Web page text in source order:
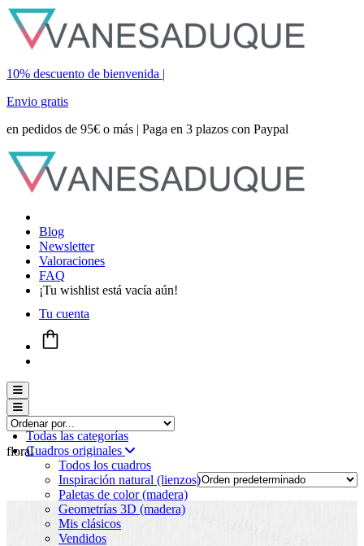
10% descuento de bienvenida |
Envio gratis
en pedidos de 95€ o más | Paga en 3 plazos con Paypal
Blog
Newsletter
Valoraciones
FAQ
¡Tu wishlist está vacía aún!
Tu cuenta
Menú conmutador hamburguesa
Todas las categorías
Cuadros originales
Todos los cuadros
Inspiración natural (lienzos)
Paletas de color (madera)
Geometrías 3D (madera)
Mis clásicos
Vendidos
Menú conmutador hamburguesa
floral